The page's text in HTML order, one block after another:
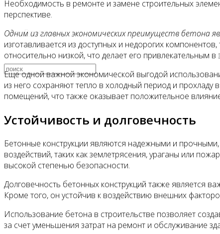
Видео
Необходимость в ремонте и замене строительных
перспективе.
Одним из главных экономических преимуществ
изготавливается из доступных и недорогих
относительно низкой, что делает его привлекательным
Еще одной важной экономической выгодой
из него сохраняют тепло в холодный период и прохладу
помещений, что также оказывает положительное
Устойчивость и долговечность
Бетонные конструкции являются надежными и
воздействий, таких как землетрясения, ураганы или
высокой степенью безопасности.
Долговечность бетонных конструкций также является
Кроме того, он устойчив к воздействию внешних
Использование бетона в строительстве позволяет
за счет уменьшения затрат на ремонт и обслуживание